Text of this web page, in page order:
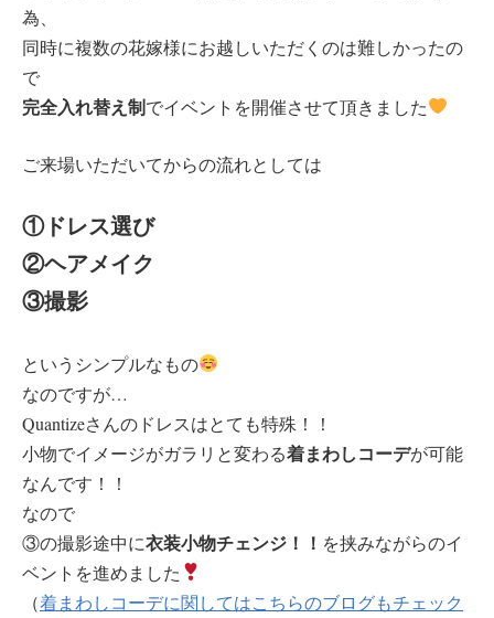
為、
同時に複数の花嫁様にお越しいただくのは難しかったの
で
完全入れ替え制でイベントを開催させて頂きました
ご来場いただいてからの流れとしては
①ドレス選び
②ヘアメイク
③撮影
というシンプルなもの
なのですが…
Quantizeさんのドレスはとても特殊！！
小物でイメージがガラリと変わる着まわしコーデが可能
なんです！！
なので
③の撮影途中に衣装小物チェンジ！！ を挟みながらのイ
ベントを進めました
（着まわしコーデに関してはこちらのブログもチェック